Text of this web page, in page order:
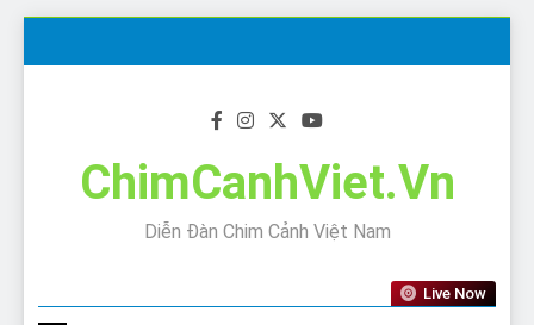
ChimCanhViet.Vn
Diễn Đàn Chim Cảnh Việt Nam
Live Now